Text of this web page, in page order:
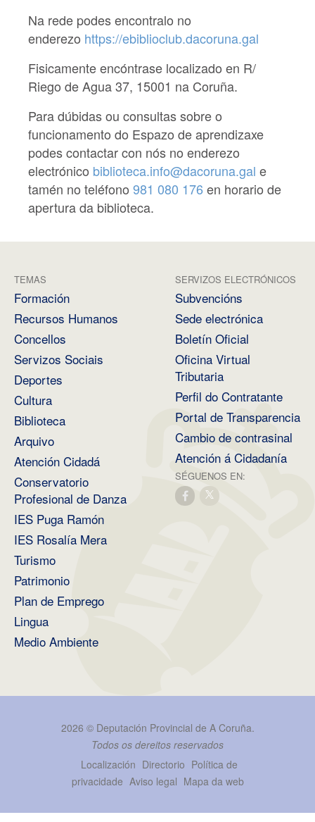
Na rede podes encontralo no
enderezo https://ebiblioclub.dacoruna.gal
Fisicamente encóntrase localizado en R/
Riego de Agua 37, 15001 na Coruña.
Para dúbidas ou consultas sobre o
funcionamento do Espazo de aprendizaxe
podes contactar con nós no enderezo
electrónico biblioteca.info@dacoruna.gal e
tamén no teléfono 981 080 176en horario de
apertura da biblioteca.
TEMAS
Formación
Recursos Humanos
Concellos
Servizos Sociais
Deportes
Cultura
Biblioteca
Arquivo
Atención Cidadá
Conservatorio
Profesional de Danza
IES Puga Ramón
IES Rosalía Mera
Turismo
Patrimonio
Plan de Emprego
Lingua
Medio Ambiente
SERVIZOS ELECTRÓNICOS
Subvencións
Sede electrónica
Boletín Oficial
Oficina Virtual
Tributaria
Perfil do Contratante
Portal de Transparencia
Cambio de contrasinal
Atención á Cidadanía
SÉGUENOS EN:
2026 © Deputación Provincial de A Coruña.
Todos os dereitos reservados
Localización Directorio Política de
privacidade Aviso legal Mapa da web